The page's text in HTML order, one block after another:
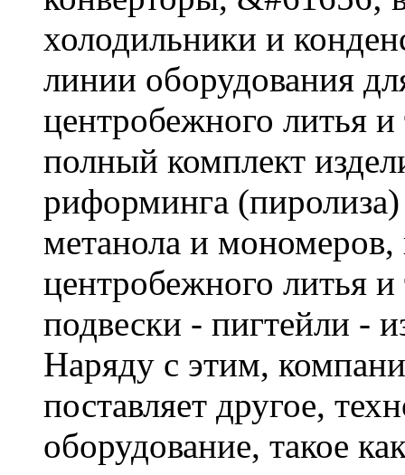
холодильники и
линии оборудования
центробежного литья
полный комплект
риформинга
метанола и
центробежного литья
подвески - пигтейли -
Наряду с этим,
поставляет другое,
оборудование, такое